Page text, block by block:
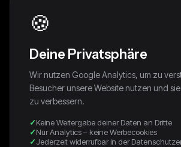
TRACKSUIT - 2000S - L
250,00 €
JACKET -
70,00 €
🍪
Deine Privatsphäre
Wir nutzen Google Analytics, um zu
Besucher unsere Website nutzen und
zu verbessern.
Keine Weitergabe deiner Daten an Dritte
Nur Analytics – keine Werbecookies
Jederzeit widerrufbar in der